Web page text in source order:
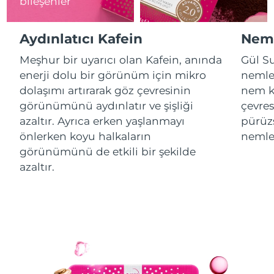
Aydınlatıcı Kafein
Meşhur bir uyarıcı olan Kafein, anında
enerji dolu bir görünüm için mikro
dolaşımı artırarak göz çevresinin
görünümünü aydınlatır ve şişliği
azaltır. Ayrıca erken yaşlanmayı
önlerken koyu halkaların
görünümünü de etkili bir şekilde
azaltır.
Gül
nem
Malezya Tahmini teslim tarihi 8/13/26
Malta Tahmini teslim tarihi
Meksika Tahmini teslim tarihi 8/14/26
Monako Tahmini teslim tarihi 8/11/26
Hollanda
Tahmini teslim tarihi8/13/26